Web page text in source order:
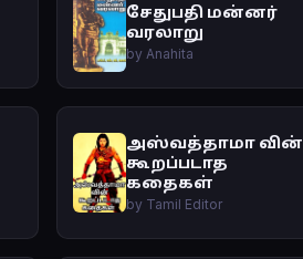
சேதுபதி மன்னர்
வரலாறு
by Anahita
அஸ்வத்தாமா வின்
கூறப்படாத
கதைகள்
by Tamil Editor